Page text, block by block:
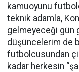
kamuoyunu
teknik adamla,
gelmeyeceği gün
düşüncelerim de
futbolcusundan
kadar herkesin